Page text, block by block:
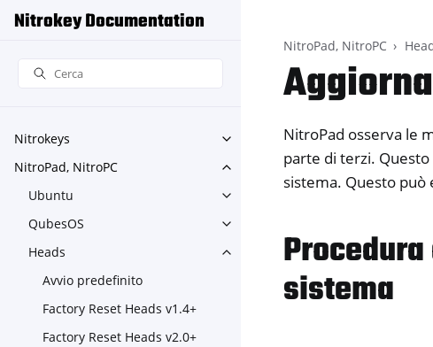
Nitrokey Documentation
Nitrokeys
Toggle navigation of Nitrokeys
NitroPad, NitroPC
Toggle navigation of NitroPad,
Ubuntu
Toggle navigation of Ubuntu
QubesOS
Toggle navigation of QubesOS
Heads
Toggle navigation of Heads
Avvio predefinito
Factory Reset Heads v1.4+
Factory Reset Heads v2.0+
NitroPad, NitroPC
NitroPad osserva le
parte di terzi. Questo
sistema. Questo può
sistema